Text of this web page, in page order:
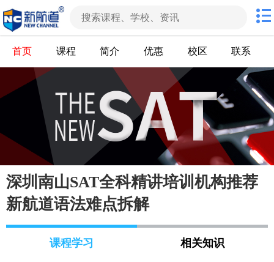
首页 课程 简介 优惠 校区 联系
深圳南山SAT全科精讲培训机构推荐
新航道语法难点拆解
课程学习 相关知识